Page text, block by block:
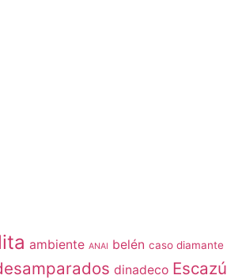
ambiente ANAI belén caso diamante
dinadeco Escazú